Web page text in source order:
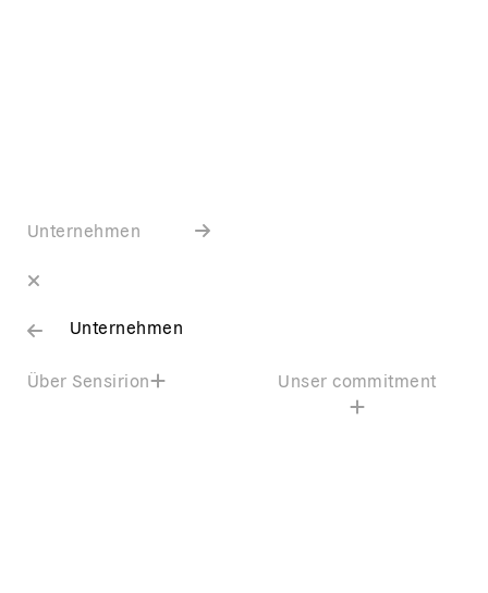
Unternehmen
Unternehmen
Über Sensirion Unser commitment